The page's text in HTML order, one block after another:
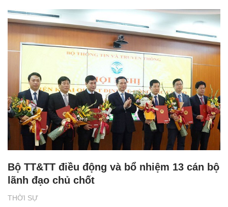
THỜI SỰ
Bộ TT&TT điều động và bổ nhiệm 13 cán bộ
lãnh đạo chủ chốt